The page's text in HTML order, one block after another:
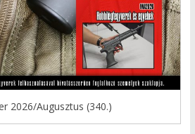
2026/Augusztus (340.)